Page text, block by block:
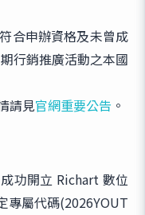
合申辦資格及未曾成
行銷推廣活動之本國
請見官網重要公告 。
功開立 Richart 數位
專屬代碼(2026YOUT